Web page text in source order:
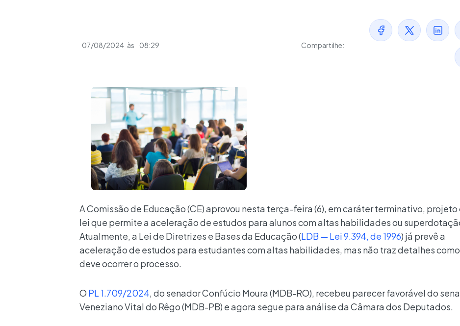
07/08/2024 às 08:29 Compartilhe:
A Comissão de Educação (CE) aprovou nesta terça-feira (6), em caráter terminativo, projeto
lei que permite a aceleração de estudos para alunos com altas habilidades ou
Atualmente, a Lei de Diretrizes e Bases da Educação (LDB — Lei 9.394, de 1996) já prevê a
aceleração de estudos para estudantes com altas habilidades, mas não traz detalhes como
deve ocorrer o processo.
O PL 1.709/2024, do senador Confúcio Moura (MDB-RO), recebeu parecer favorável do
Veneziano Vital do Rêgo (MDB-PB) e agora segue para análise da Câmara dos Deputados.